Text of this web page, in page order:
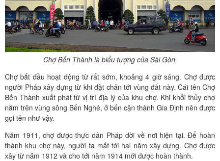
Chợ Bến Thành là biểu tượng của Sài Gòn.
Chợ bắt đầu hoạt động từ rất sớm, khoảng 4 giờ sáng. Chợ được
người Pháp xây dựng từ khi đặt chân tới vùng đất này. Cái tên Chợ
Bến Thành xuất phát từ vị trí địa lý của khu chợ. Khi khởi thủy chợ
nằm trên vùng sông Bến Nghé, ở bến cận thành Gia Định nên được
gọi tên như vậy.
Năm 1911, chợ được thực dân Pháp dời về nơi hiện tại. Để hoàn
thành khu chợ này, người ta mất tới hai năm xây dựng. Chợ được
xây từ năm 1912 và cho tới năm 1914 mới được hoàn thành.